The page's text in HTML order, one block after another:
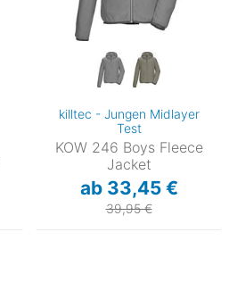
killtec - Jungen Midlayer
Test
KOW 246 Boys Fleece
Jacket
ab 33,45 €
39,95 €